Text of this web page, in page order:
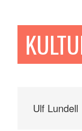
sidofältet
Ulf Lundell